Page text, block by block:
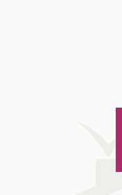
Des
transaction